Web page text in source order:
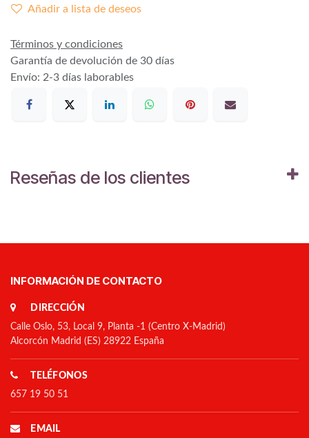
Añadir a lista de deseos
Términos y condiciones
Garantía de devolución de 30 días
Envío: 2-3 días laborables
Reseñas de los clientes
INFORMACIÓN DE CONTACTO
DIRECCIÓN
Calle Oslo, 53, Local 9, Planta -1 (Centro X-Madrid)
Alcorcón Madrid (ES) 28922 España
TELÉFONOS
657 19 50 51
EMAIL